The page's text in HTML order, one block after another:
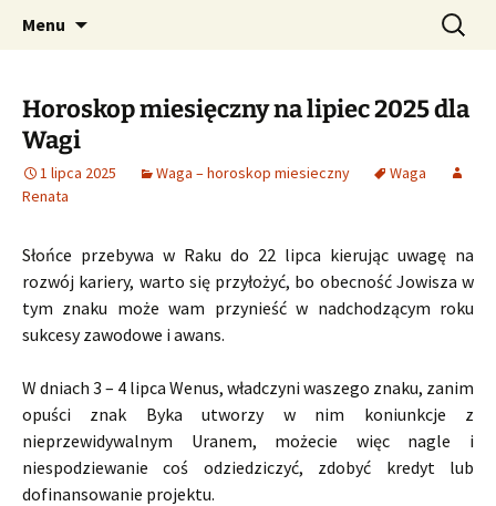
CzaroMarowy horoskop
dzienny, miesięczny i
tygodniowy
Profesjonalne przepowiednie astrologiczne
Menu Szukaj:
Horoskop miesięczny na lipiec 2025 dla
Wagi
1 lipca 2025 Waga – horoskop miesieczny
Waga
Renata
Słońce przebywa w Raku do 22 lipca kierując uwagę na
rozwój kariery, warto się przyłożyć, bo obecność Jowisza w
tym znaku może wam przynieść w nadchodzącym roku
sukcesy zawodowe i awans.
W dniach 3 – 4 lipca Wenus, władczyni waszego znaku, zanim
opuści znak Byka utworzy w nim koniunkcje z
nieprzewidywalnym Uranem, możecie więc nagle i
niespodziewanie coś odziedziczyć, zdobyć kredyt lub
dofinansowanie projektu.